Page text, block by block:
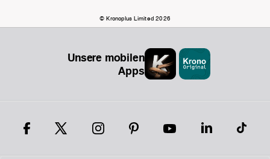
© Kronoplus Limited 2026
Unsere mobilen
Apps